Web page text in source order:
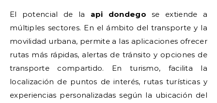
El potencial de la api dondego se extiende a
múltiples sectores. En el ámbito del transporte y la
movilidad urbana, permite a las aplicaciones ofrecer
rutas más rápidas, alertas de tránsito y opciones de
transporte compartido. En turismo, facilita la
localización de puntos de interés, rutas turísticas y
experiencias personalizadas según la ubicación del